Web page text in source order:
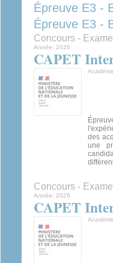
Épreuve E3 -
Épreuve E3 -
Concours -
Année: 2026
CAPET
des
une
Concours -
Année: 2026
CAPET